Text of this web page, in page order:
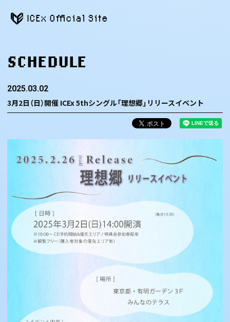
ICEx Official Site
SCHEDULE
2025.03.02
3月2日（日）開催 ICEx 5thシングル「理想郷」リリースイベント